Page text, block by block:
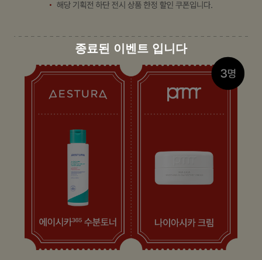
종료된 이벤트 입니다